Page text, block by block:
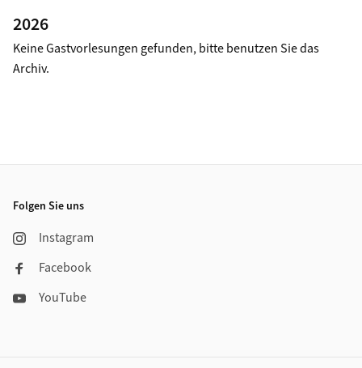
Folgen Sie uns
Instagram
Facebook
YouTube